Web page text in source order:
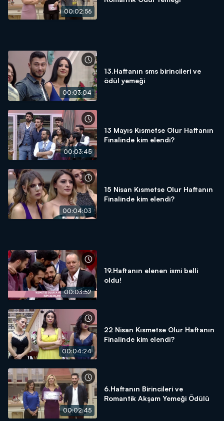
00:02:56
00:03:04
13.Haftanın sms birincileri ve
ödül yemeği
00:03:45
13 Mayıs Kısmetse Olur Haftanın
Finalinde kim elendi?
00:04:03
15 Nisan Kısmetse Olur Haftanın
Finalinde kim elendi?
00:03:52
19.Haftanın elenen ismi belli
oldu!
00:04:24
22 Nisan Kısmetse Olur Haftanın
Finalinde kim elendi?
00:02:45
6.Haftanın Birincileri ve
Romantik Akşam Yemeği Ödülü